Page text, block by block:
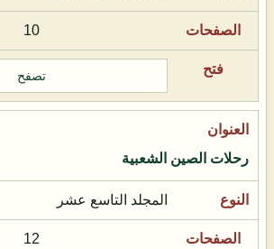
10
تصفح
رحلات الصين الشعبية
المجلد التاسع عشر
12